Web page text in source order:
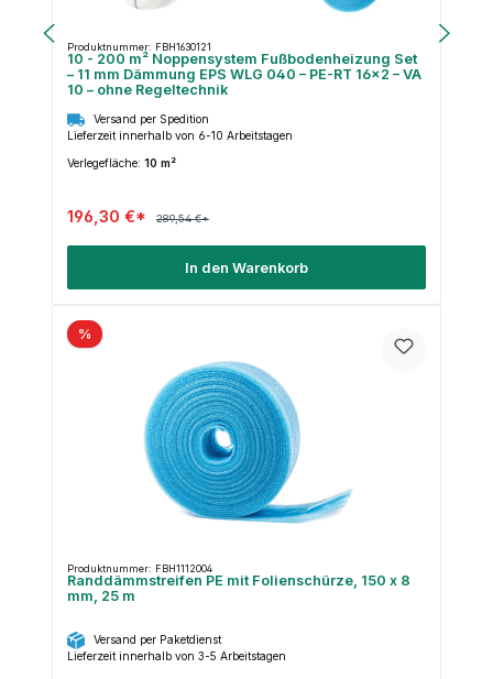
Produktnummer: FBH1630121
10 - 200 m² Noppensystem Fußbodenheizung Set
– 11 mm Dämmung EPS WLG 040 – PE-RT 16×2 – VA
10 – ohne Regeltechnik
Versand per Spedition
Lieferzeit innerhalb von 6-10 Arbeitstagen
Verlegefläche: 10 m²
196,30 €* 289,54 €*
In den Warenkorb
%
Produktnummer: FBH1112004
Randdämmstreifen PE mit Folienschürze, 150 x 8
mm, 25 m
Versand per Paketdienst
Lieferzeit innerhalb von 3-5 Arbeitstagen